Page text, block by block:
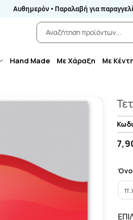
Αυθημερόν • Παραλαβή για
Αναζήτηση
για:
Hand Made Με Χάραξη Με